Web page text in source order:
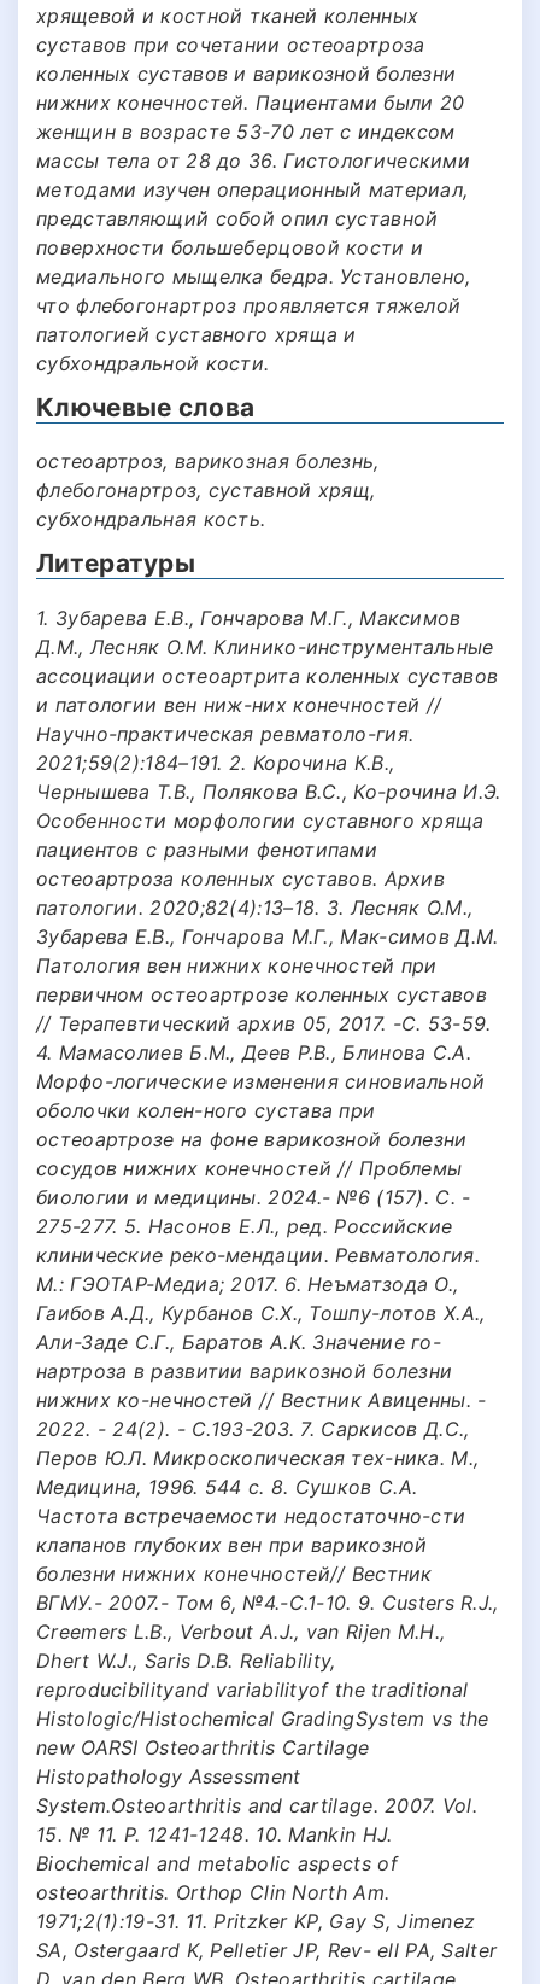
хрящевой и костной тканей коленных
суставов при сочетании остеоартроза
коленных суставов и варикозной болезни
нижних конечностей. Пациентами были 20
женщин в возрасте 53-70 лет с индексом
массы тела от 28 до 36. Гистологическими
методами изучен операционный материал,
представляющий собой опил суставной
поверхности большеберцовой кости и
медиального мыщелка бедра. Установлено,
что флебогонартроз проявляется тяжелой
патологией суставного хряща и
субхондральной кости.
Ключевые слова
остеоартроз, варикозная болезнь,
флебогонартроз, суставной хрящ,
субхондральная кость.
Литературы
1. Зубарева Е.В., Гончарова М.Г., Максимов
Д.М., Лесняк О.М. Клинико-инструментальные
ассоциации остеоартрита коленных суставов
и патологии вен ниж-них конечностей //
Научно-практическая ревматоло-гия.
2021;59(2):184–191. 2. Корочина К.В.,
Чернышева Т.В., Полякова В.С., Ко-рочина И.Э.
Особенности морфологии суставного хряща
пациентов с разными фенотипами
остеоартроза коленных суставов. Архив
патологии. 2020;82(4):13–18. 3. Лесняк О.М.,
Зубарева Е.В., Гончарова М.Г., Мак-симов Д.М.
Патология вен нижних конечностей при
первичном остеоартрозе коленных суставов
// Терапевтический архив 05, 2017. -С. 53-59.
4. Мамасолиев Б.М., Деев Р.В., Блинова С.А.
Морфо-логические изменения синовиальной
оболочки колен-ного сустава при
остеоартрозе на фоне варикозной болезни
сосудов нижних конечностей // Проблемы
биологии и медицины. 2024.- №6 (157). С. -
275-277. 5. Насонов Е.Л., ред. Российские
клинические реко-мендации. Ревматология.
М.: ГЭОТАР-Медиа; 2017. 6. Неъматзода О.,
Гаибов А.Д., Курбанов С.Х., Тошпу-лотов Х.А.,
Али-Заде С.Г., Баратов А.К. Значение го-
нартроза в развитии варикозной болезни
нижних ко-нечностей // Вестник Авиценны. -
2022. - 24(2). - С.193-203. 7. Саркисов Д.С.,
Перов Ю.Л. Микроскопическая тех-ника. М.,
Медицина, 1996. 544 с. 8. Сушков С.А.
Частота встречаемости недостаточно-сти
клапанов глубоких вен при варикозной
болезни нижних конечностей// Вестник
ВГМУ.- 2007.- Том 6, №4.-С.1-10. 9. Custers R.J.,
Creemers L.B., Verbout A.J., van Rijen M.H.,
Dhert W.J., Saris D.B. Reliability,
reproducibilityand variabilityof the traditional
Histologic/Histochemical GradingSystem vs the
new OARSI Osteoarthritis Cartilage
Histopathology Assessment
System.Osteoarthritis and cartilage. 2007. Vol.
15. № 11. P. 1241-1248. 10. Mankin HJ.
Biochemical and metabolic aspects of
osteoarthritis. Orthop Clin North Am.
1971;2(1):19-31. 11. Pritzker KP, Gay S, Jimenez
SA, Ostergaard K, Pelletier JP, Rev- ell PA, Salter
D, van den Berg WB. Osteoarthritis cartilage